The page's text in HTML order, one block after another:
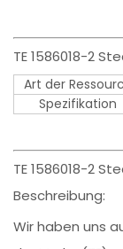
TE 1586018-2
Art der
Spezifikation
TE 1586018-2
Beschreibung:
Wir haben uns